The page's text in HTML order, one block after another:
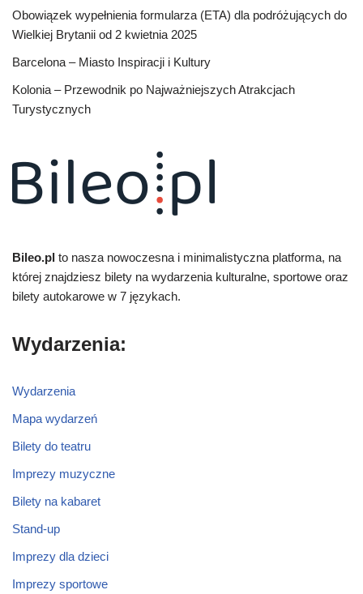
Obowiązek wypełnienia formularza (ETA) dla podróżujących do
Wielkiej Brytanii od 2 kwietnia 2025
Barcelona – Miasto Inspiracji i Kultury
Kolonia – Przewodnik po Najważniejszych Atrakcjach
Turystycznych
Bileo.pl to nasza nowoczesna i minimalistyczna platforma, na
której znajdziesz bilety na wydarzenia kulturalne, sportowe oraz
bilety autokarowe w 7 językach.
Wydarzenia:
Wydarzenia
Mapa wydarzeń
Bilety do teatru
Imprezy muzyczne
Bilety na kabaret
Stand-up
Imprezy dla dzieci
Imprezy sportowe